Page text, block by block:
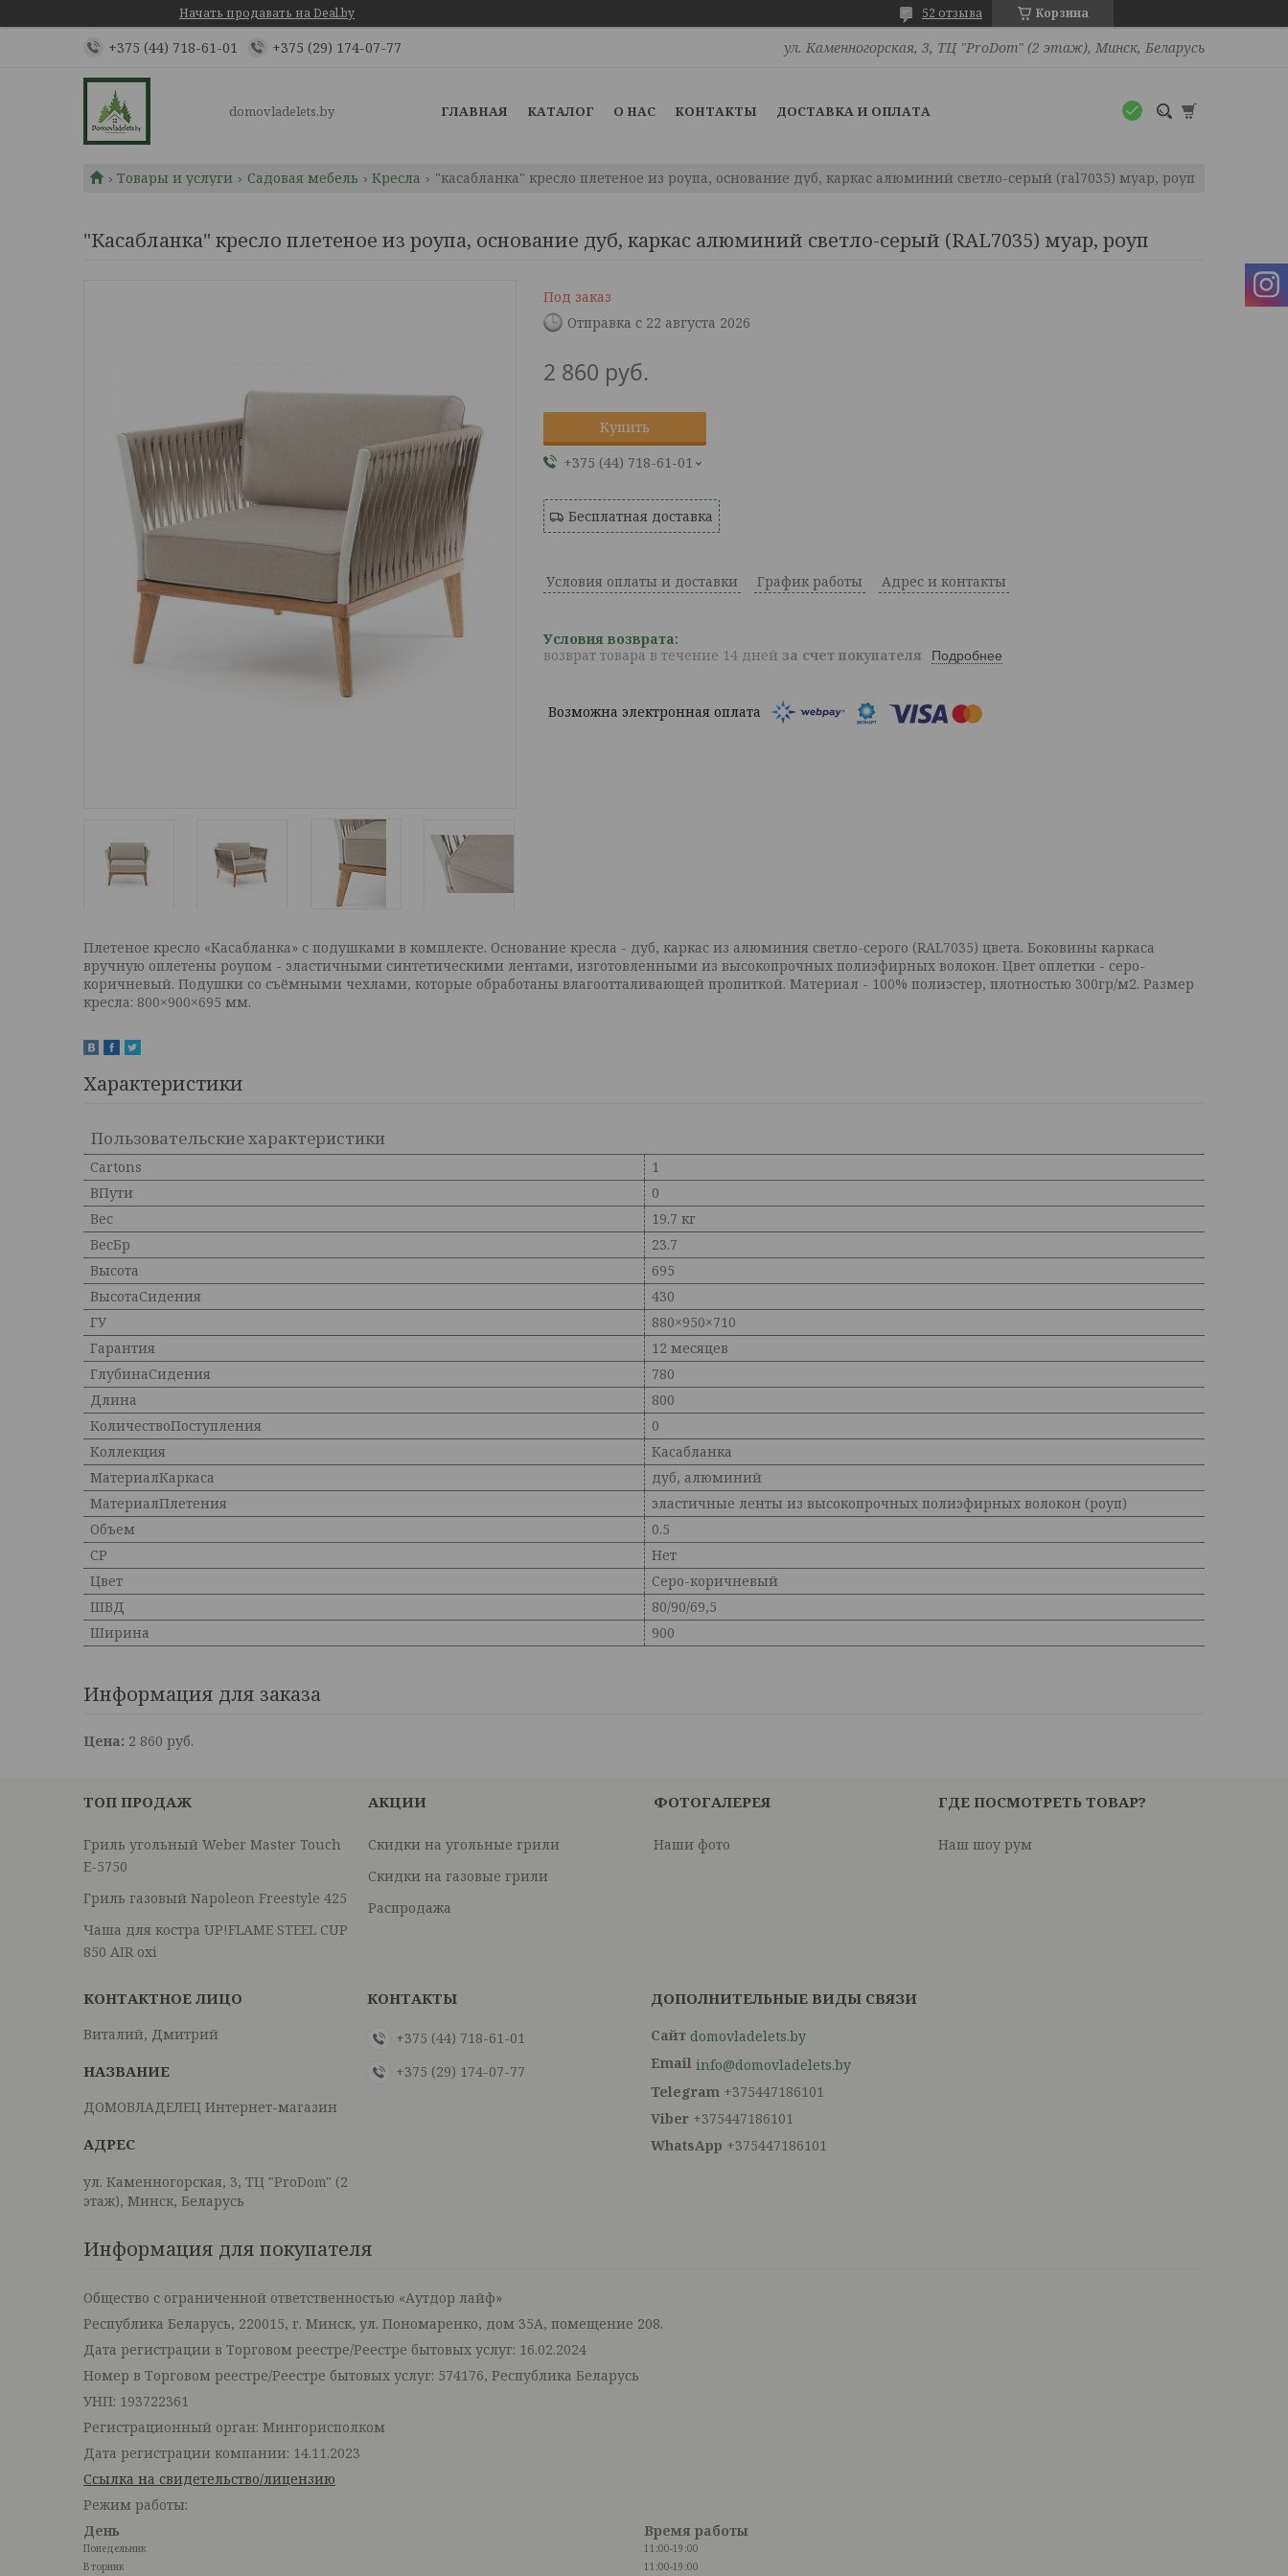
Начать продавать на Deal.by Корзина
52 отзыва
+375 (44) 718-61-01 +375 (29) 174-07-77 ул. Каменногорская, 3, ТЦ "ProDom" (2 этаж), Минск, Беларусь
domovladelets.by ГЛАВНАЯ КАТАЛОГ О НАС КОНТАКТЫ ДОСТАВКА И ОПЛАТА
Товары и услуги Садовая мебель Кресла "касабланка" кресло плетеное из роупа, основание дуб, каркас алюминий светло-серый (ral7035) муар, роуп
"Касабланка" кресло плетеное из роупа, основание дуб, каркас алюминий светло-серый (RAL7035) муар, роуп
Под заказ
Отправка с 22 августа 2026
2 860 руб.
Купить
+375 (44) 718-61-01
Бесплатная доставка
Условия оплаты и доставки График работы Адрес и контакты
возврат товара в течение 14 дней за счет покупателя Подробнее
Плетеное кресло «Касабланка» с подушками в комплекте. Основание кресла - дуб, каркас из алюминия светло-серого (RAL7035) цвета. Боковины каркаса
вручную оплетены роупом - эластичными синтетическими лентами, изготовленными из высокопрочных полиэфирных волокон. Цвет оплетки - серо-
коричневый. Подушки со съёмными чехлами, которые обработаны влагоотталивающей пропиткой. Материал - 100% полиэстер, плотностью 300гр/м2. Размер
кресла: 800×900×695 мм.
Характеристики
Пользовательские характеристики
Cartons
1
ВПути
0
Вес
19.7 кг
ВесБр
23.7
Высота
695
ВысотаСидения
430
ГУ
880×950×710
Гарантия
12 месяцев
ГлубинаСидения
780
Длина
800
КоличествоПоступления
0
Коллекция
Касабланка
МатериалКаркаса
дуб, алюминий
МатериалПлетения
эластичные ленты из высокопрочных полиэфирных волокон (роуп)
Объем
0.5
СР
Нет
Цвет
Серо-коричневый
ШВД
80/90/69,5
Ширина
900
Информация для заказа
Цена: 2 860 руб.
ТОП ПРОДАЖ
Гриль угольный Weber Master Touch
E-5750
Гриль газовый Napoleon Freestyle 425
Чаша для костра UP!FLAME STEEL CUP
850 AIR oxi
АКЦИИ
Скидки на угольные грили
Скидки на газовые грили
Распродажа
ФОТОГАЛЕРЕЯ
Наши фото
ГДЕ ПОСМОТРЕТЬ ТОВАР?
Наш шоу рум
Виталий, Дмитрий
ДОМОВЛАДЕЛЕЦ Интернет-магазин
ул. Каменногорская, 3, ТЦ "ProDom" (2
этаж), Минск, Беларусь
+375 (44) 718-61-01
+375 (29) 174-07-77
domovladelets.by
info@domovladelets.by
+375447186101
+375447186101
+375447186101
Информация для покупателя
Общество с ограниченной ответственностью «Аутдор лайф»
Республика Беларусь, 220015, г. Минск, ул. Пономаренко, дом 35А, помещение 208.
Дата регистрации в Торговом реестре/Реестре бытовых услуг: 16.02.2024
Номер в Торговом реестре/Реестре бытовых услуг: 574176, Республика Беларусь
УНП: 193722361
Регистрационный орган: Мингорисполком
Дата регистрации компании: 14.11.2023
Ссылка на свидетельство/лицензию
Режим работы:
День
Время работы
Понедельник
11:00-19:00
Вторник
11:00-19:00